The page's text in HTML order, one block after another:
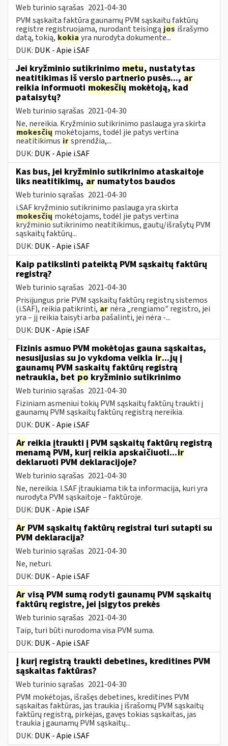
Web turinio sąrašas 2021-04-30
PVM sąskaita faktūra gaunamų PVM sąskaitų faktūrų
registre registruojama, nurodant teisingą jos išrašymo
datą, tokią, kokia yra nurodyta dokumente...
DUK: DUK - Apie i.SAF
Jei kryžminio sutikrinimo metu, nustatytas
neatitikimas iš verslo partnerio pusės..., ar
reikia informuoti mokesčių mokėtoją, kad
pataisytų?
Web turinio sąrašas 2021-04-30
Ne, nereikia. Kryžminio sutikrinimo paslauga yra skirta
mokesčių mokėtojams, todėl jie patys vertina
neatitikimus irsprendžia,...
DUK: DUK - Apie i.SAF
Kas bus, jei kryžminio sutikrinimo ataskaitoje
liks neatitikimų, ar numatytos baudos
Web turinio sąrašas 2021-04-30
i.SAF kryžminio sutikrinimo paslauga yra skirta
mokesčių mokėtojams, todėl jie patys vertina
kryžminio sutikrinimo neatitikimus, gautų/išrašytų PVM
sąskaitų faktūrų...
DUK: DUK - Apie i.SAF
Kaip patikslinti pateiktą PVM sąskaitų faktūrų
registrą?
Web turinio sąrašas 2021-04-30
Prisijungus prie PVM sąskaitų faktūrų registrų sistemos
(i.SAF), reikia patikrinti, ar nėra „rengiamo" registro, jei
yra – jį reikia taisyti arba pašalinti, jei nėra -...
DUK: DUK - Apie i.SAF
Fizinis asmuo PVM mokėtojas gauna sąskaitas,
nesusijusias su jo vykdoma veikla ir...jų į
gaunamų PVM sąskaitų faktūrų registrą
netraukia, bet po kryžminio sutikrinimo
Web turinio sąrašas 2021-04-30
Fiziniam asmeniui tokių PVM sąskaitų faktūrų traukti į
gaunamų PVM sąskaitų faktūrų registrą nereikia.
DUK: DUK - Apie i.SAF
Ar reikia įtraukti į PVM sąskaitų faktūrų registrą
menamą PVM, kurį reikia apskaičiuoti...ir
deklaruoti PVM deklaracijoje?
Web turinio sąrašas 2021-04-30
Ne, nereikia. I.SAF įtraukiama tik ta informacija, kuri yra
nurodyta PVM sąskaitoje – faktūroje.
DUK: DUK - Apie i.SAF
Ar PVM sąskaitų faktūrų registrai turi sutapti su
PVM deklaracija?
Web turinio sąrašas 2021-04-30
Ne, neturi.
DUK: DUK - Apie i.SAF
Ar visą PVM sumą rodyti gaunamų PVM sąskaitų
faktūrų registre, jei įsigytos prekės
Web turinio sąrašas 2021-04-30
Taip, turi būti nurodoma visa PVM suma.
DUK: DUK - Apie i.SAF
Į kurį registrą traukti debetines, kreditines PVM
sąskaitas faktūras?
Web turinio sąrašas 2021-04-30
PVM mokėtojas, išrašęs debetines, kreditines PVM
sąskaitas faktūras, jas traukia į išrašomų PVM sąskaitų
faktūrų registrą, pirkėjas, gavęs tokias sąskaitas, jas
traukia į gaunamų PVM sąskaitų...
DUK: DUK - Apie i.SAF